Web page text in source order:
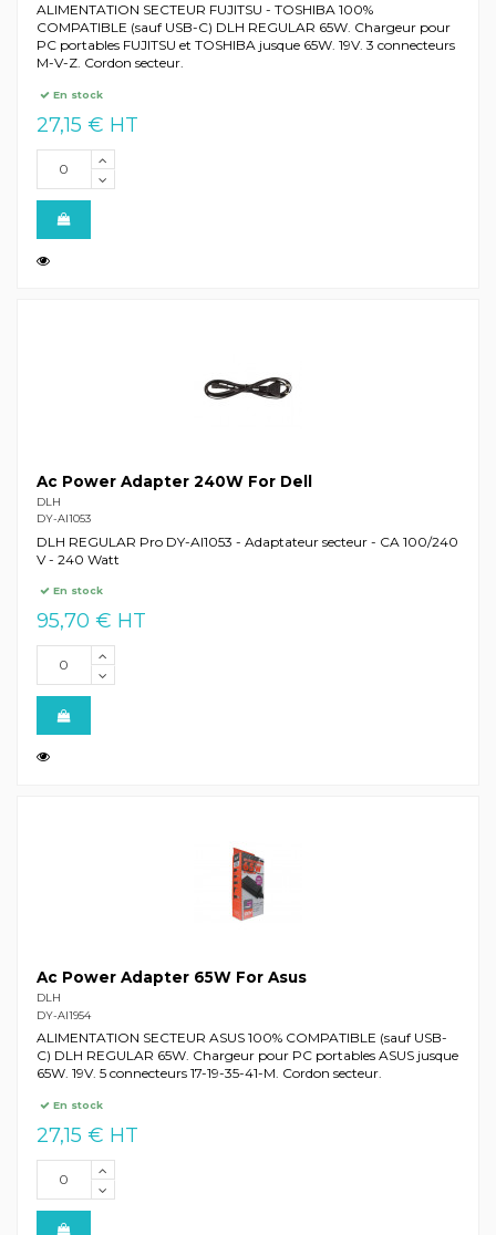
ALIMENTATION SECTEUR FUJITSU - TOSHIBA 100%
COMPATIBLE (sauf USB-C) DLH REGULAR 65W. Chargeur pour
PC portables FUJITSU et TOSHIBA jusque 65W. 19V. 3 connecteurs
M-V-Z. Cordon secteur.
En stock
27,15 € HT
Ac Power Adapter 240W For Dell
DLH
DY-AI1053
DLH REGULAR Pro DY-AI1053 - Adaptateur secteur - CA 100/240
V - 240 Watt
En stock
95,70 € HT
Ac Power Adapter 65W For Asus
DLH
DY-AI1954
ALIMENTATION SECTEUR ASUS 100% COMPATIBLE (sauf USB-
C) DLH REGULAR 65W. Chargeur pour PC portables ASUS jusque
65W. 19V. 5 connecteurs 17-19-35-41-M. Cordon secteur.
En stock
27,15 € HT